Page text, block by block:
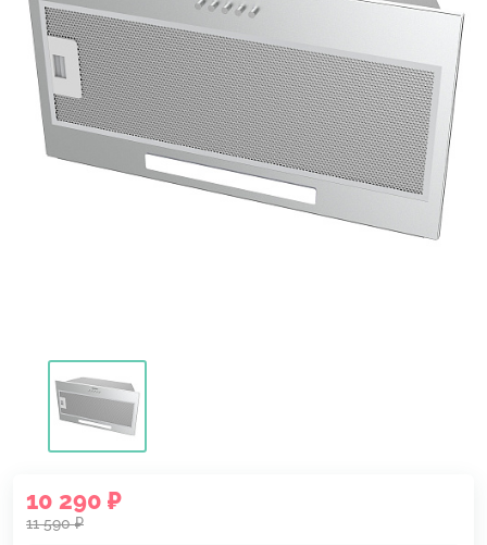
10 290 ₽
11 590 ₽